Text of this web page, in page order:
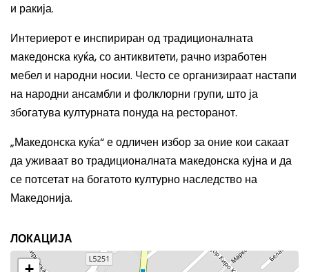
и ракија.
Интериерот е инспириран од традиционалната
македонска куќа, со антиквитети, рачно изработен
мебел и народни носии. Често се организираат настапи
на народни ансамбли и фолклорни групи, што ја
збогатува културната понуда на ресторанот.
„Македонска куќа“ е одличен избор за оние кои сакаат
да уживаат во традиционалната македонска кујна и да
се потсетат на богатото културно наследство на
Македонија.
ЛОКАЦИЈА